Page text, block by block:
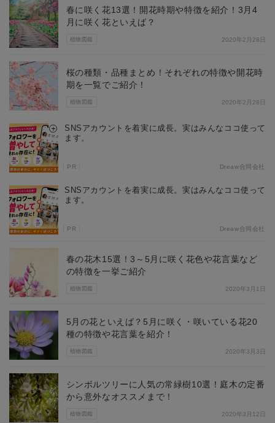
植物図鑑
春に咲く花13選！開花時期や特徴を紹介！3月4
月に咲く花といえば？
2020年2月28日
植物図鑑
桜の種類・品種まとめ！それぞれの特徴や開花時
期を一覧でご紹介！
2020年2月28日
SNSアカウントを着実に成長。実はみんなココ使って
ます。
PR Dreaw合同会社
SNSアカウントを着実に成長。実はみんなココ使って
ます。
PR Dreaw合同会社
植物図鑑
春の花木15選！3～5月に咲く花色や花言葉など
の特徴を一挙ご紹介
2020年3月1日
植物図鑑
5月の花といえば？5月に咲く・咲いている花20
種の特徴や花言葉を紹介！
2020年3月3日
植物図鑑
シンボルツリーに人気の常緑樹10選！庭木の定番
から意外なオススメまで！
2020年3月12日